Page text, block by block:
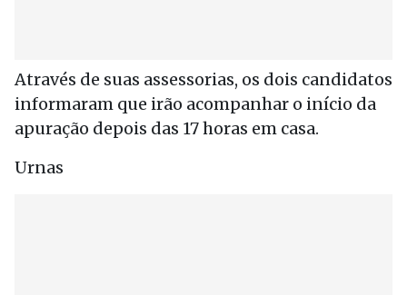
Através de suas assessorias, os dois candidatos
informaram que irão acompanhar o início da
apuração depois das 17 horas em casa.
Urnas